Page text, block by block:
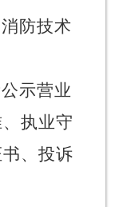
防技术
示营业
执业守
、投诉